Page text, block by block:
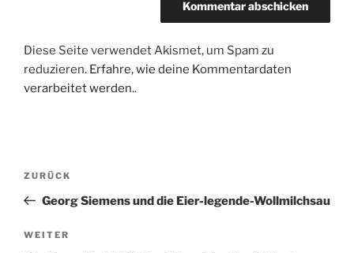
Diese Seite verwendet Akismet, um Spam zu
reduzieren. Erfahre, wie deine Kommentardaten
verarbeitet werden..
Beitragsnavigation
Vorheriger
Beitrag
ZURÜCK
Georg Siemens und die Eier-legende-Wollmilchsau
Nächster
WEITER